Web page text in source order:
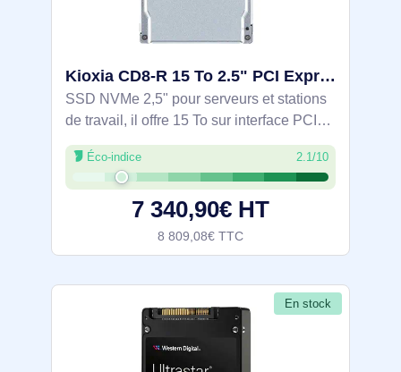
Kioxia CD8-R 15 To 2.5" PCI Express 4.0 NVMe BiCS FLASH TLC - KCD8XRUG15T3
SSD NVMe 2,5" pour serveurs et stations
de travail, il offre 15 To sur interface PCIe
4.0 x4 (NVMe 1.4) et mémoire BiCS
FLASH TLC. Débits jusqu’à 6600/6000
Mo/s et 1 050 000/195 000 IOPS
Éco-indice 2.1/10
7 340,90€ HT
8 809,08€ TTC
En stock